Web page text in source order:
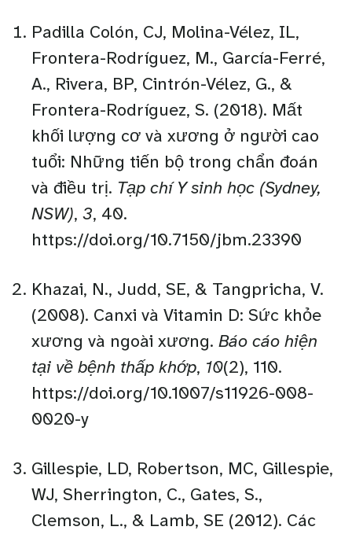
Padilla Colón, CJ, Molina-Vélez, IL,
Frontera-Rodríguez, M., García-Ferré,
A., Rivera, BP, Cintrón-Vélez, G., &
Frontera-Rodríguez, S. (2018). Mất
khối lượng cơ và xương ở người cao
tuổi: Những tiến bộ trong chẩn đoán
và điều trị. Tạp chí Y sinh học (Sydney,
NSW), 3, 40.
https://doi.org/10.7150/jbm.23390
Khazai, N., Judd, SE, & Tangpricha, V.
(2008). Canxi và Vitamin D: Sức khỏe
xương và ngoài xương. Báo cáo hiện
tại về bệnh thấp khớp, 10(2), 110.
https://doi.org/10.1007/s11926-008-
0020-y
Gillespie, LD, Robertson, MC, Gillespie,
WJ, Sherrington, C., Gates, S.,
Clemson, L., & Lamb, SE (2012). Các